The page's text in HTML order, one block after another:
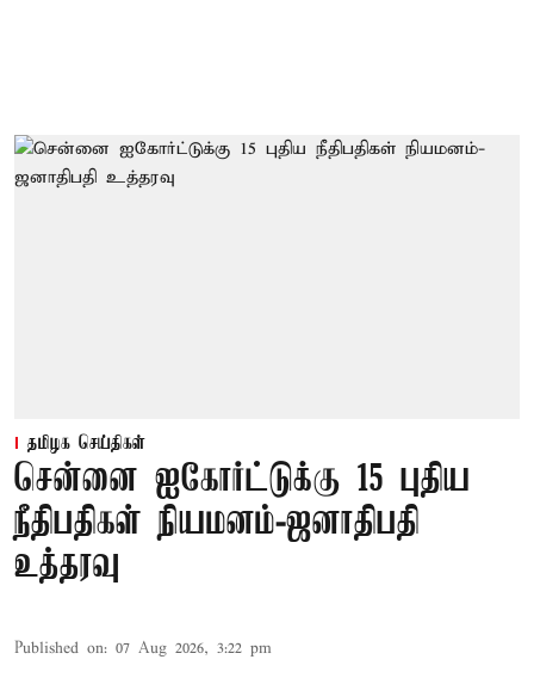
தமிழக செய்திகள்
சென்னை ஐகோர்ட்டுக்கு 15 புதிய
நீதிபதிகள் நியமனம்-ஜனாதிபதி
உத்தரவு
Published on: 07 Aug 2026, 3:22 pm